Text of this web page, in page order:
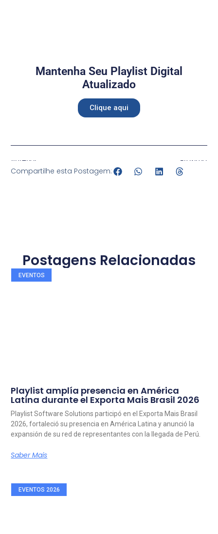
Mantenha Seu Playlist Digital
Atualizado
Clique aqui
Anterior
Próximo
Compartilhe esta Postagem:
Postagens Relacionadas
EVENTOS
Playlist amplía presencia en América
Latina durante el Exporta Mais Brasil 2026
Playlist Software Solutions participó en el Exporta Mais Brasil
2026, fortaleció su presencia en América Latina y anunció la
expansión de su red de representantes con la llegada de Perú.
Saber Mais
EVENTOS 2026